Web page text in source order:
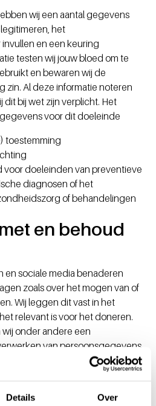
Details Over
wij een aantal gegevens
het
en een keuring
testen wij jouw bloed om te
en bewaren wij de
Al deze informatie noteren
dit bij wet zijn verplicht. Het
voor dit doeleinde
toestemming
voor doeleinden van preventieve
diagnosen of het
of behandelingen
en behoud
en sociale media benaderen
zoals over het mogen van of
Wij leggen dit vast in het
relevant is voor het doneren.
onder andere een
van persoonsgegevens
basis van:
Sanquin